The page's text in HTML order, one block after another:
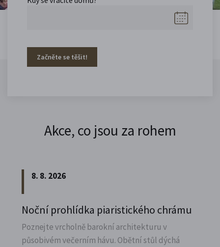
Začněte se těšit!
Akce, co jsou za rohem
8. 8. 2026
Noční prohlídka piaristického chrámu
Poznejte vrcholně barokní architekturu v
působivém večerním hávu. Obětní stůl dýchá